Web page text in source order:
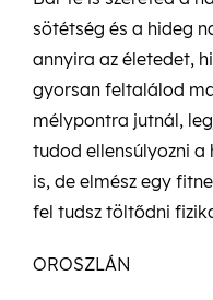
sötétség és a hideg
annyira az életedet,
gyorsan feltalálod
mélypontra jutnál,
tudod ellensúlyozni
is, de elmész egy
fel tudsz töltődni
OROSZLÁN